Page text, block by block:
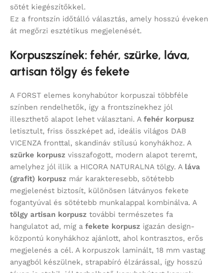
sötét kiegészítőkkel.
Ez a frontszín időtálló választás, amely hosszú éveken
át megőrzi esztétikus megjelenését.
Korpuszszínek: fehér, szürke, láva,
artisan tölgy és fekete
A FORST elemes konyhabútor korpuszai többféle
színben rendelhetők, így a frontszínekhez jól
illeszthető alapot lehet választani. A fehér korpusz
letisztult, friss összképet ad, ideális világos DAB
VICENZA fronttal, skandináv stílusú konyhákhoz. A
szürke korpusz visszafogott, modern alapot teremt,
amelyhez jól illik a HICORA NATURALNA tölgy. A láva
(grafit) korpusz már karakteresebb, sötétebb
megjelenést biztosít, különösen látványos fekete
fogantyúval és sötétebb munkalappal kombinálva. A
tölgy artisan korpusz további természetes fa
hangulatot ad, míg a fekete korpusz igazán design-
központú konyhákhoz ajánlott, ahol kontrasztos, erős
megjelenés a cél. A korpuszok laminált, 18 mm vastag
anyagból készülnek, strapabíró élzárással, így hosszú